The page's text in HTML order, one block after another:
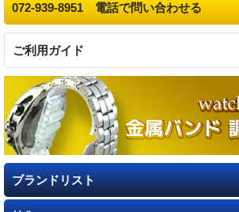
072-939-8951 電話で問い合わせる
ご利用ガイド
ブランドリスト